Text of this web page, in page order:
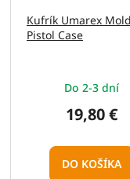
Kufrík Umarex
Pistol Case
Do 2-3 dní
19,80 €
DO KOŠÍKA